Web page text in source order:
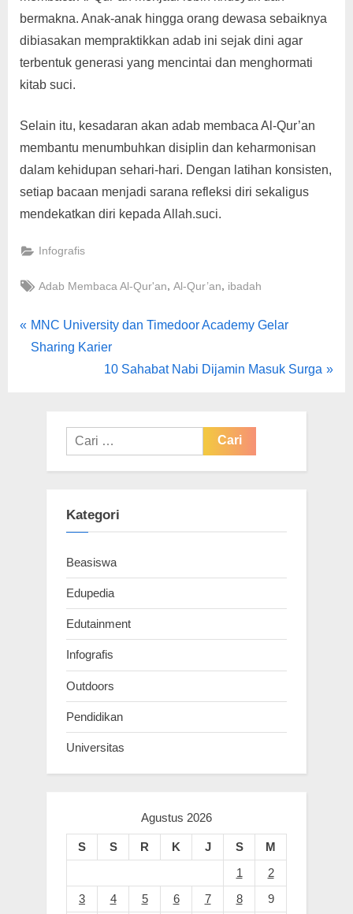
bermakna. Anak-anak hingga orang dewasa sebaiknya
dibiasakan mempraktikkan adab ini sejak dini agar
terbentuk generasi yang mencintai dan menghormati
kitab suci.
Selain itu, kesadaran akan adab membaca Al-Qur’an
membantu menumbuhkan disiplin dan keharmonisan
dalam kehidupan sehari-hari. Dengan latihan konsisten,
setiap bacaan menjadi sarana refleksi diri sekaligus
mendekatkan diri kepada Allah.suci.
Infografis
Tags:
Adab Membaca Al-Qur'an Al-Qur’an ibadah
Navigasi
P
r
MNC University dan Timedoor Academy Gelar
Sharing Karier
N
P
t
10 Sahabat Nabi Dijamin Masuk Surga
Cari
untuk:
Kategori
Beasiswa
Edupedia
Edutainment
Infografis
Outdoors
Pendidikan
Universitas
Agustus 2026
S S R K J S
M
1
2
3
4 5 6 7 8
9